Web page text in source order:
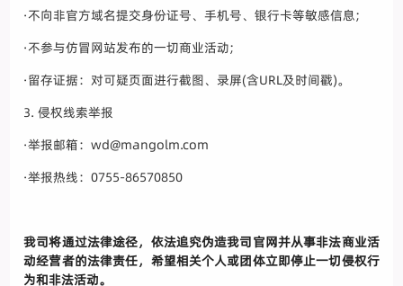
·不向非官方域名提交身份证号、手机号、银行卡等敏感信息;
·不参与仿冒网站发布的一切商业活动;
·留存证据：对可疑页面进行截图、录屏(含URL及时间戳)。
3. 侵权线索举报
·举报邮箱：wd@mangolm.com
·举报热线：0755-86570850
我司将通过法律途径，依法追究伪造我司官网并从事非法商业活
动经营者的法律责任，希望相关个人或团体立即停止一切侵权行
为和非法活动。